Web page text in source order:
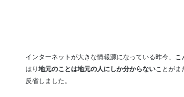
インターネットが大きな情報源になっている昨今、
はり 地元のことは地元の人にしか分からない ことが
反省しました。